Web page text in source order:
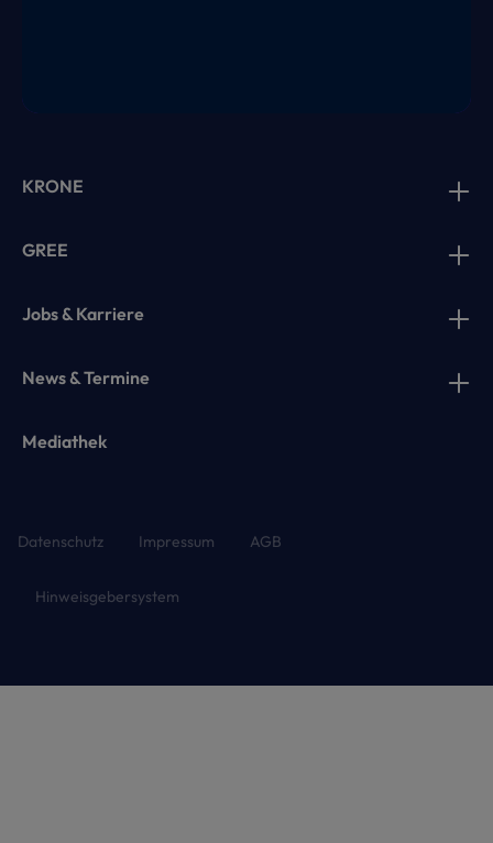
KRONE
GREE
Jobs & Karriere
News & Termine
Mediathek
Datenschutz Impressum AGB
Hinweisgebersystem